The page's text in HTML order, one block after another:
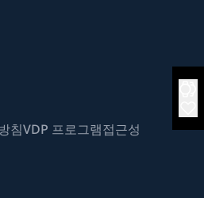
침VDP 프로그램접근성